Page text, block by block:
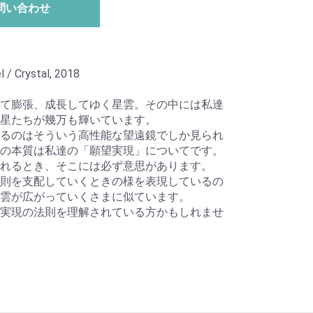
い合わせ
/ Crystal, 2018
膨張、成長してゆく星雲。その中には私達
たちが幾万も輝いています。
のはそういう高性能な望遠鏡でしか見られ
本質は私達の「願望実現」についてです。
るとき、そこには必ず意思があります。
を支配していくときの様を表現しているの
が広がっていくさまに似ています。
現の法則を理解されている方かもしれませ